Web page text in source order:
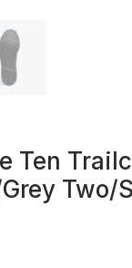
Ten
Two/